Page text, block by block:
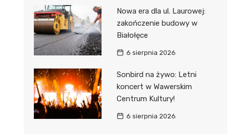
Nowa era dla ul. Laurowej:
zakończenie budowy w
Białołęce
6 sierpnia 2026
Sonbird na żywo: Letni
koncert w Wawerskim
Centrum Kultury!
6 sierpnia 2026